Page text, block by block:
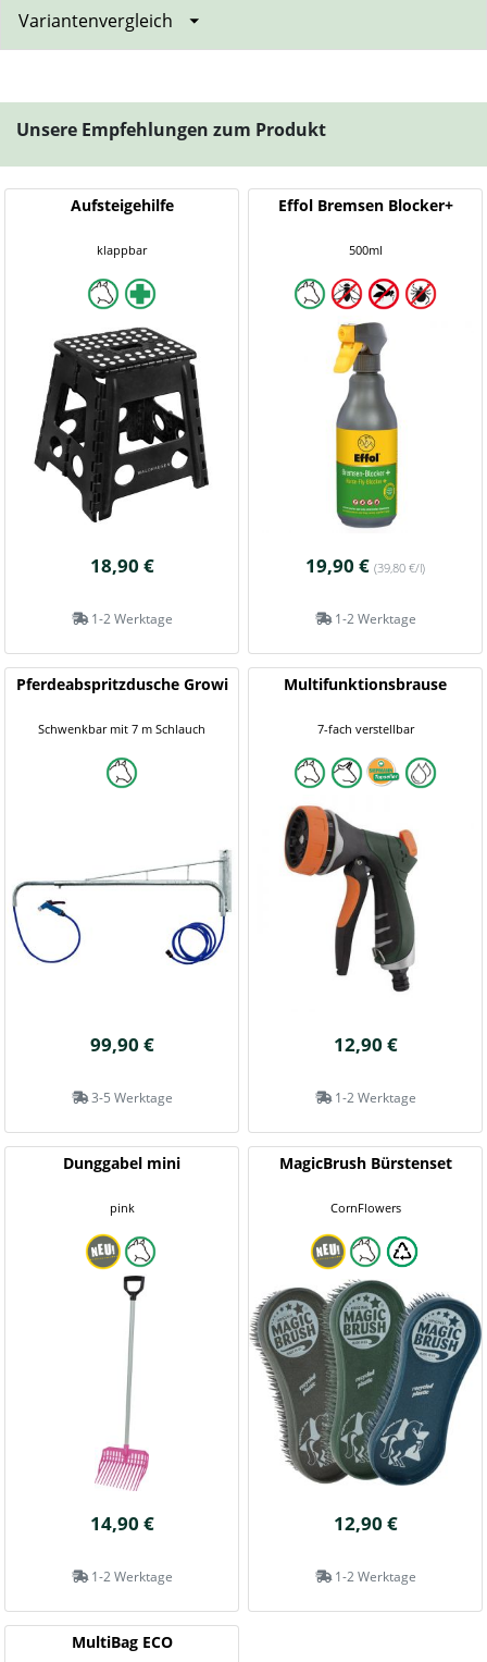
Variantenvergleich
Unsere Empfehlungen zum Produkt
Aufsteigehilfe
klappbar
18,90 €
1-2 Werktage
Effol Bremsen Blocker+
500ml
19,90 € (39,80 €/l)
1-2 Werktage
Pferdeabspritzdusche Growi
Schwenkbar mit 7 m Schlauch
99,90 €
3-5 Werktage
Multifunktionsbrause
7-fach verstellbar
12,90 €
1-2 Werktage
Dunggabel mini
pink
14,90 €
1-2 Werktage
MagicBrush Bürstenset
CornFlowers
12,90 €
1-2 Werktage
MultiBag ECO